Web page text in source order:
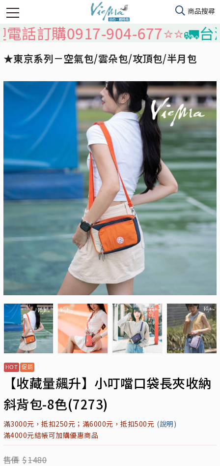
0917-904-677⭐️⭐️🚛台灣本島
★東京系列－空氣包/雲朵包/攻頂包/半月包
【收藏量飆升】小叮噹口袋長夾收納
斜背包-8色(7273)
滿3000元，抵扣250元；滿6000元，抵扣500元 (說明)
滿4000元結帳可加購優惠商品
售價 $1480